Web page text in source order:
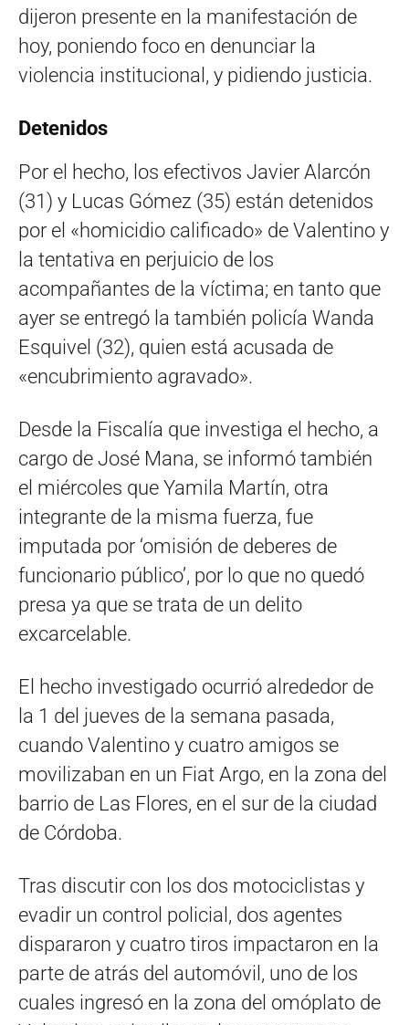
dijeron presente en la manifestación de
hoy, poniendo foco en denunciar la
violencia institucional, y pidiendo justicia.
Detenidos
Por el hecho, los efectivos Javier Alarcón
(31) y Lucas Gómez (35) están detenidos
por el «homicidio calificado» de Valentino y
la tentativa en perjuicio de los
acompañantes de la víctima; en tanto que
ayer se entregó la también policía Wanda
Esquivel (32), quien está acusada de
«encubrimiento agravado».
Desde la Fiscalía que investiga el hecho, a
cargo de José Mana, se informó también
el miércoles que Yamila Martín, otra
integrante de la misma fuerza, fue
imputada por ‘omisión de deberes de
funcionario público’, por lo que no quedó
presa ya que se trata de un delito
excarcelable.
El hecho investigado ocurrió alrededor de
la 1 del jueves de la semana pasada,
cuando Valentino y cuatro amigos se
movilizaban en un Fiat Argo, en la zona del
barrio de Las Flores, en el sur de la ciudad
de Córdoba.
Tras discutir con los dos motociclistas y
evadir un control policial, dos agentes
dispararon y cuatro tiros impactaron en la
parte de atrás del automóvil, uno de los
cuales ingresó en la zona del omóplato de